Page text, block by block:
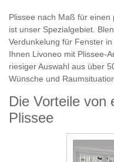
Plissee nach Maß für
ist unser Spezialgebiet.
Verdunkelung für Fenster
Ihnen Livoneo mit Plissee-
riesiger Auswahl aus über
Wünsche und
Die Vorteile von
Plissee